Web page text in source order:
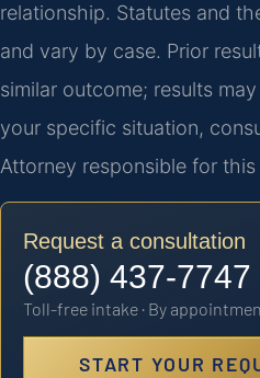
relationship. Statutes and
and vary by case. Prior
similar outcome; results
your specific situation,
Attorney responsible for
Request a consultation
(888) 437-7747
Toll-free intake · By
START YOUR